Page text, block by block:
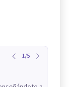
1/5